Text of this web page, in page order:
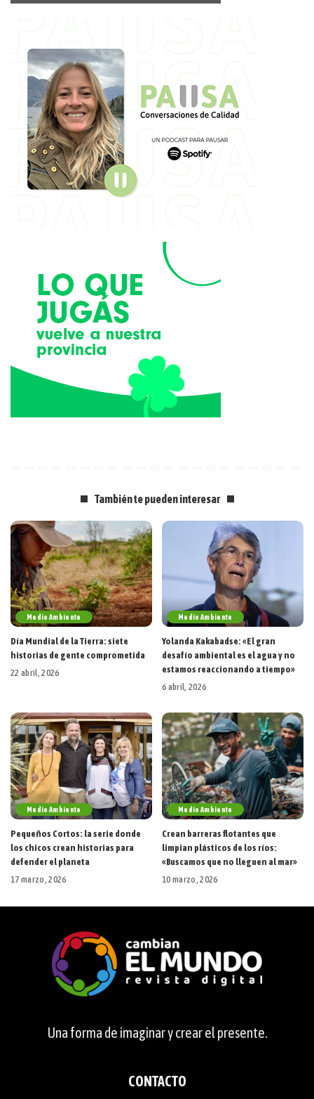
También te pueden interesar
Medio Ambiente
Día Mundial de la Tierra: siete
historias de gente comprometida
22 abril, 2026
Medio Ambiente
Yolanda Kakabadse: «El gran
desafío ambiental es el agua y no
estamos reaccionando a tiempo»
6 abril, 2026
Medio Ambiente
Pequeños Cortos: la serie donde
los chicos crean historias para
defender el planeta
17 marzo, 2026
Medio Ambiente
Crean barreras flotantes que
limpian plásticos de los ríos:
«Buscamos que no lleguen al mar»
10 marzo, 2026
Una forma de imaginar y crear el presente.
CONTACTO